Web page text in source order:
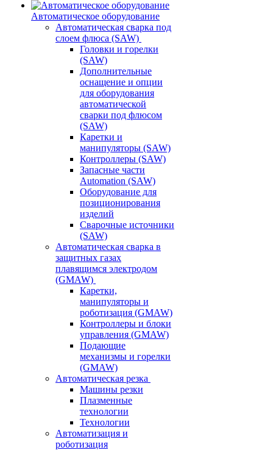
Автоматическое оборудование
Автоматическая сварка под
слоем флюса (SAW)
Головки и горелки
(SAW)
Дополнительные
оснащение и опции
для оборудования
автоматической
сварки под флюсом
(SAW)
Каретки и
манипуляторы (SAW)
Контроллеры (SAW)
Запасные части
Automation (SAW)
Оборудование для
позиционирования
изделий
Сварочные источники
(SAW)
Автоматическая сварка в
защитных газах
плавящимся электродом
(GMAW)
Каретки,
манипуляторы и
роботизация (GMAW)
Контроллеры и блоки
управления (GMAW)
Подающие
механизмы и горелки
(GMAW)
Автоматическая резка
Машины резки
Плазменные
технологии
Технологии
Автоматизация и
роботизация